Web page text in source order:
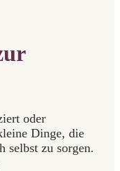
oder
Dinge, die
selbst zu sorgen.